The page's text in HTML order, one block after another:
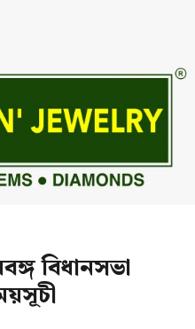
বিধানসভা